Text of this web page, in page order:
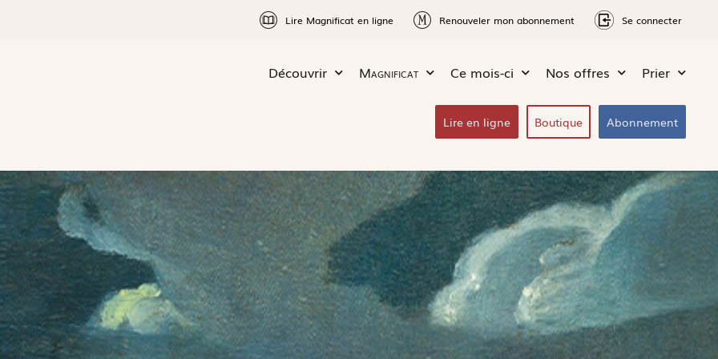
Lire Magnificat en ligne Renouveler mon abonnement Se connecter
Découvrir Magnificat Ce mois-ci Nos offres Prier
Lire en ligne Boutique Abonnement